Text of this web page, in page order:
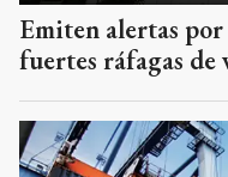
Emiten alertas
fuertes ráfagas